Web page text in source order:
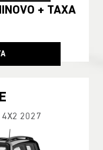
2027